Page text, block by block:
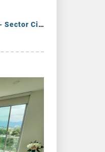
Se Vende Exclusiva Casa Campestre - Sector Circasia